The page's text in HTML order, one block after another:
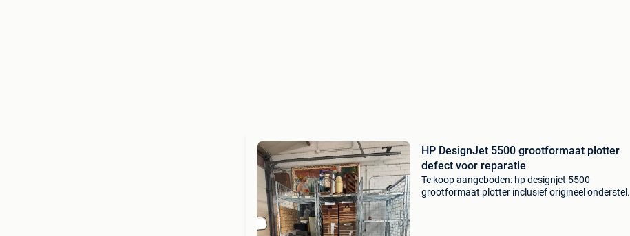
HP DesignJet 5500 grootformaat plotter
defect voor reparatie
Te koop aangeboden: hp designjet 5500
grootformaat plotter inclusief origineel onderstel.